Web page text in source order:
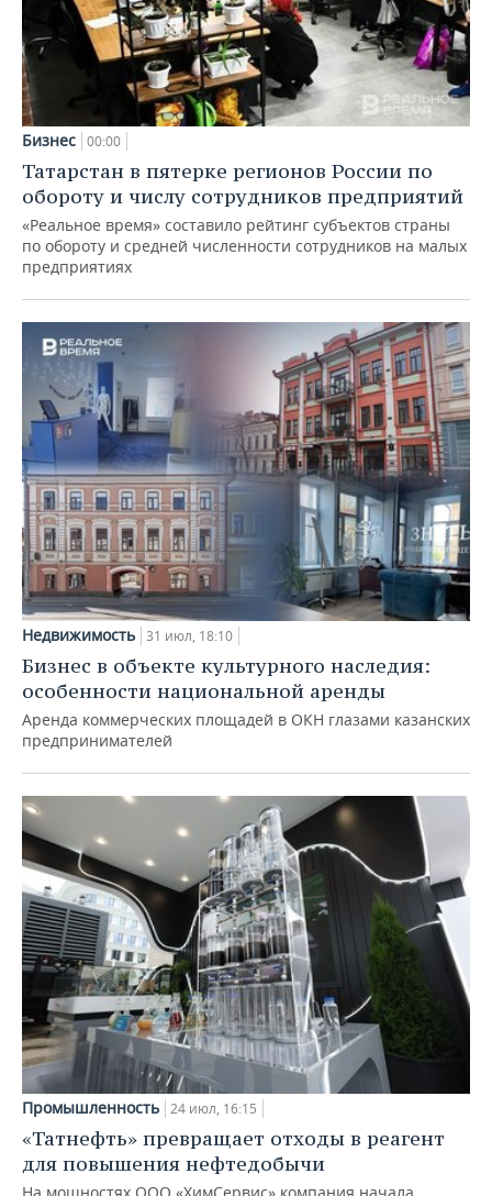
Бизнес 00:00
Татарстан в пятерке регионов России по
обороту и числу сотрудников предприятий
«Реальное время» составило рейтинг субъектов страны
по обороту и средней численности сотрудников на малых
предприятиях
Недвижимость 31 июл, 18:10
Бизнес в объекте культурного наследия:
особенности национальной аренды
Аренда коммерческих площадей в ОКН глазами казанских
предпринимателей
Промышленность 24 июл, 16:15
«Татнефть» превращает отходы в реагент
для повышения нефтедобычи